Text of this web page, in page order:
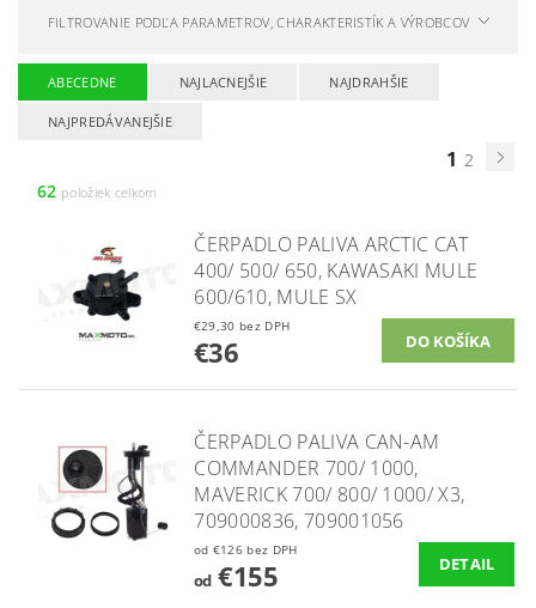
FILTROVANIE PODĽA PARAMETROV, CHARAKTERISTÍK A VÝROBCOV
ABECEDNE NAJLACNEJŠIE NAJDRAHŠIE
NAJPREDÁVANEJŠIE
1 2
62 položiek celkom
ČERPADLO PALIVA ARCTIC CAT
400/ 500/ 650, KAWASAKI MULE
600/610, MULE SX
€29,30 bez DPH
€36
ČERPADLO PALIVA CAN-AM
COMMANDER 700/ 1000,
MAVERICK 700/ 800/ 1000/ X3,
709000836, 709001056
od €126 bez DPH
od€155 DETAIL